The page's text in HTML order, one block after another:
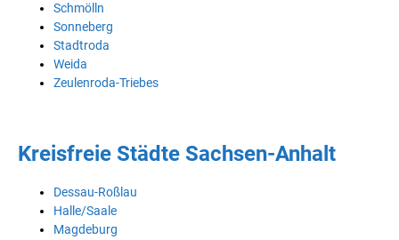
Schmölln
Sonneberg
Stadtroda
Weida
Zeulenroda-Triebes
Kreisfreie Städte Sachsen-Anhalt
Dessau-Roßlau
Halle/Saale
Magdeburg